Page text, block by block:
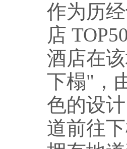
作为历
店
酒店在
下榻"，
色的设
道前往